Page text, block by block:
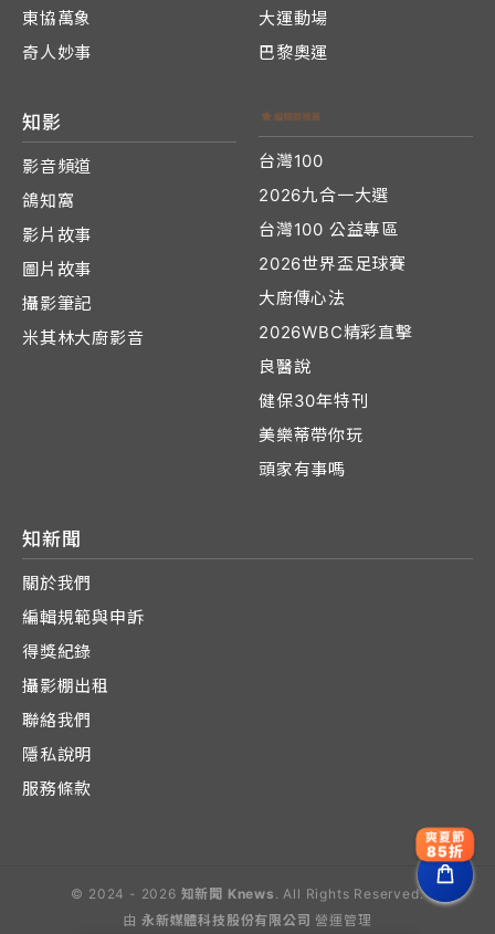
東協萬象
奇人妙事
大運動場
巴黎奧運
知影
影音頻道
鴿知窩
影片故事
圖片故事
攝影筆記
米其林大廚影音
台灣100
2026九合一大選
台灣100 公益專區
2026世界盃足球賽
大廚傳心法
2026WBC精彩直擊
良醫說
健保30年特刊
美樂蒂帶你玩
頭家有事嗎
知新聞
關於我們
編輯規範與申訴
得獎紀錄
攝影棚出租
聯絡我們
隱私說明
服務條款
© 2024 - 2026 知新聞 Knews . All Rights Reserved.
由 永新媒體科技股份有限公司 營運管理
爽夏節
85折